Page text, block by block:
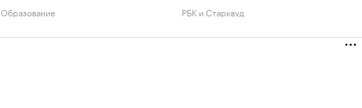
Образование РБК и Старквуд